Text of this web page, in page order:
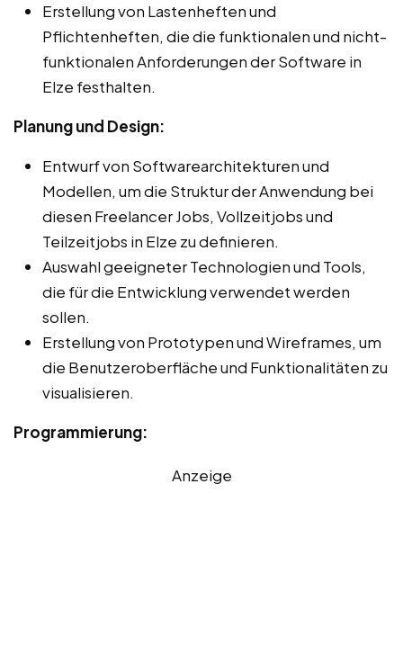
Erstellung von Lastenheften und
Pflichtenheften, die die funktionalen und nicht-
funktionalen Anforderungen der Software in
Elze festhalten.
Planung und Design:
Entwurf von Softwarearchitekturen und
Modellen, um die Struktur der Anwendung bei
diesen Freelancer Jobs, Vollzeitjobs und
Teilzeitjobs in Elze zu definieren.
Auswahl geeigneter Technologien und Tools,
die für die Entwicklung verwendet werden
sollen.
Erstellung von Prototypen und Wireframes, um
die Benutzeroberfläche und Funktionalitäten zu
visualisieren.
Programmierung:
Anzeige